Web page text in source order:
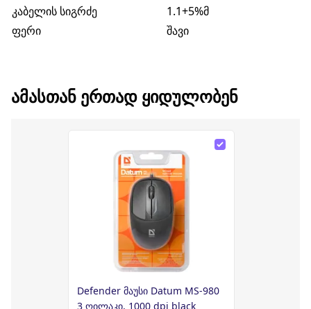
კაბელის სიგრძე
1.1+5%მ
ფერი
შავი
ᲐᲛᲐᲡᲗᲐᲜ ᲔᲠᲗᲐᲓ ᲧᲘᲓᲣᲚᲝᲑᲔᲜ
Defender მაუსი Datum MS-980
3 ღილაკი, 1000 dpi black